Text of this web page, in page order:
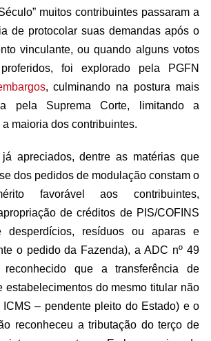
muitos contribuintes passaram a
de protocolar suas demandas após o
vinculante, ou quando alguns votos
foi explorado pela PGFN
, culminando na postura mais
pela Suprema Corte, limitando a
maioria dos contribuintes.
apreciados, dentre as matérias que
dos pedidos de modulação constam o
favorável aos contribuintes,
de créditos de PIS/COFINS
desperdícios, resíduos ou aparas e
o pedido da Fazenda), a ADC nº 49
que a transferência de
estabelecimentos do mesmo titular não
– pendente pleito do Estado) e o
reconheceu a tributação do terço de